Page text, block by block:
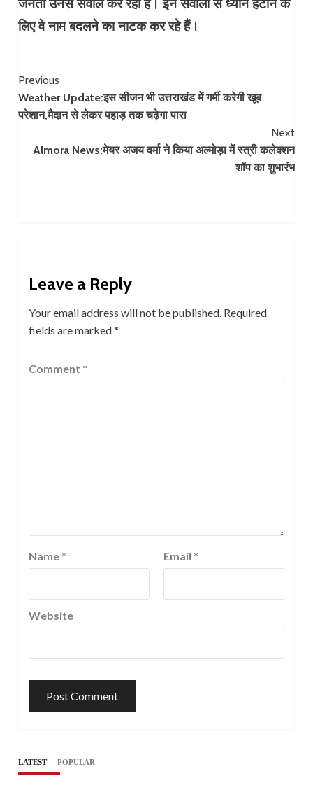
जनता उनसे सवाल कर रही है। इन सवालों से ध्यान हटाने के
लिए वे नाम बदलने का नाटक कर रहे हैं।
Continue
Reading
Previous
Weather Update:इस सीजन भी उत्तराखंड में गर्मी करेगी खूब
परेशान,मैदान से लेकर पहाड़ तक चढ़ेगा पारा
Next
Almora News:मेयर अजय वर्मा ने किया अल्मोड़ा में स्त्री कलेक्शन
शॉप का शुभारंभ
Leave a Reply
Your email address will not be published. Required
fields are marked*
Comment *
Name * Email *
Website
LATEST POPULAR